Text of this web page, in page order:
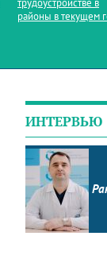
трудоустройстве в
районы в текущем
ИНТЕРВЬЮ